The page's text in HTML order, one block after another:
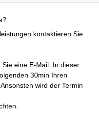
kontaktieren Sie
eine E-Mail. In dieser
30min Ihren
wird der Termin